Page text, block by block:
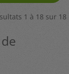
1 à 18 sur 18